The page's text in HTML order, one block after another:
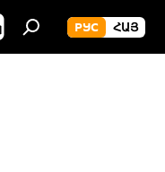
РУС ՀԱՅ